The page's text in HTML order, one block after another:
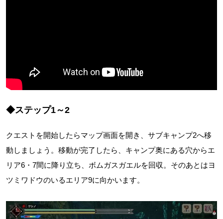
◆ステップ1～2
クエストを開始したらマップ画面を開き、サブキャンプ2へ移
動しましょう。移動が完了したら、キャンプ奥にある穴からエ
リア6・7間に降り立ち、ボムガスガエルを回収。そのあとはヨ
ツミワドウのいるエリア9に向かいます。